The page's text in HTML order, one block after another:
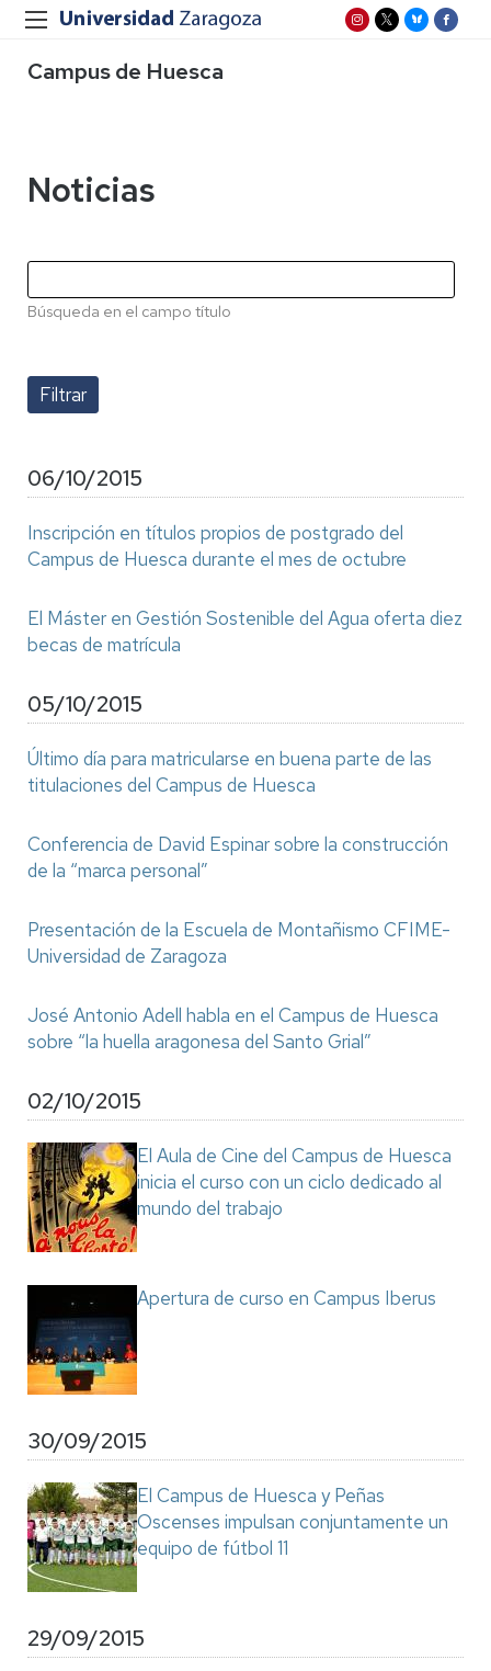
Campus de Huesca
Noticias
Búsqueda en el campo título
06/10/2015
Inscripción en títulos propios de postgrado del
Campus de Huesca durante el mes de octubre
El Máster en Gestión Sostenible del Agua oferta diez
becas de matrícula
05/10/2015
Último día para matricularse en buena parte de las
titulaciones del Campus de Huesca
Conferencia de David Espinar sobre la construcción
de la “marca personal”
Presentación de la Escuela de Montañismo CFIME-
Universidad de Zaragoza
José Antonio Adell habla en el Campus de Huesca
sobre “la huella aragonesa del Santo Grial”
02/10/2015
El Aula de Cine del Campus de Huesca
inicia el curso con un ciclo dedicado al
mundo del trabajo
Apertura de curso en Campus Iberus
30/09/2015
El Campus de Huesca y Peñas
Oscenses impulsan conjuntamente un
equipo de fútbol 11
29/09/2015